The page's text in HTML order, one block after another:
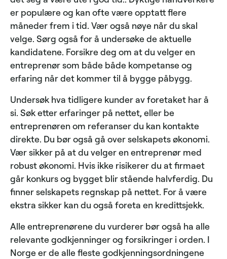
er populære og kan ofte være opptatt flere
måneder frem i tid. Vær også nøye når du skal
velge. Sørg også for å undersøke de aktuelle
kandidatene. Forsikre deg om at du velger en
entreprenør som både både kompetanse og
erfaring når det kommer til å bygge påbygg.
Undersøk hva tidligere kunder av foretaket har å
si. Søk etter erfaringer på nettet, eller be
entreprenøren om referanser du kan kontakte
direkte. Du bør også gå over selskapets økonomi.
Vær sikker på at du velger en entreprenør med
robust økonomi. Hvis ikke risikerer du at firmaet
går konkurs og bygget blir stående halvferdig. Du
finner selskapets regnskap på nettet. For å være
ekstra sikker kan du også foreta en kredittsjekk.
Alle entreprenørene du vurderer bør også ha alle
relevante godkjenninger og forsikringer i orden. I
Norge er de alle fleste godkjenningsordningene